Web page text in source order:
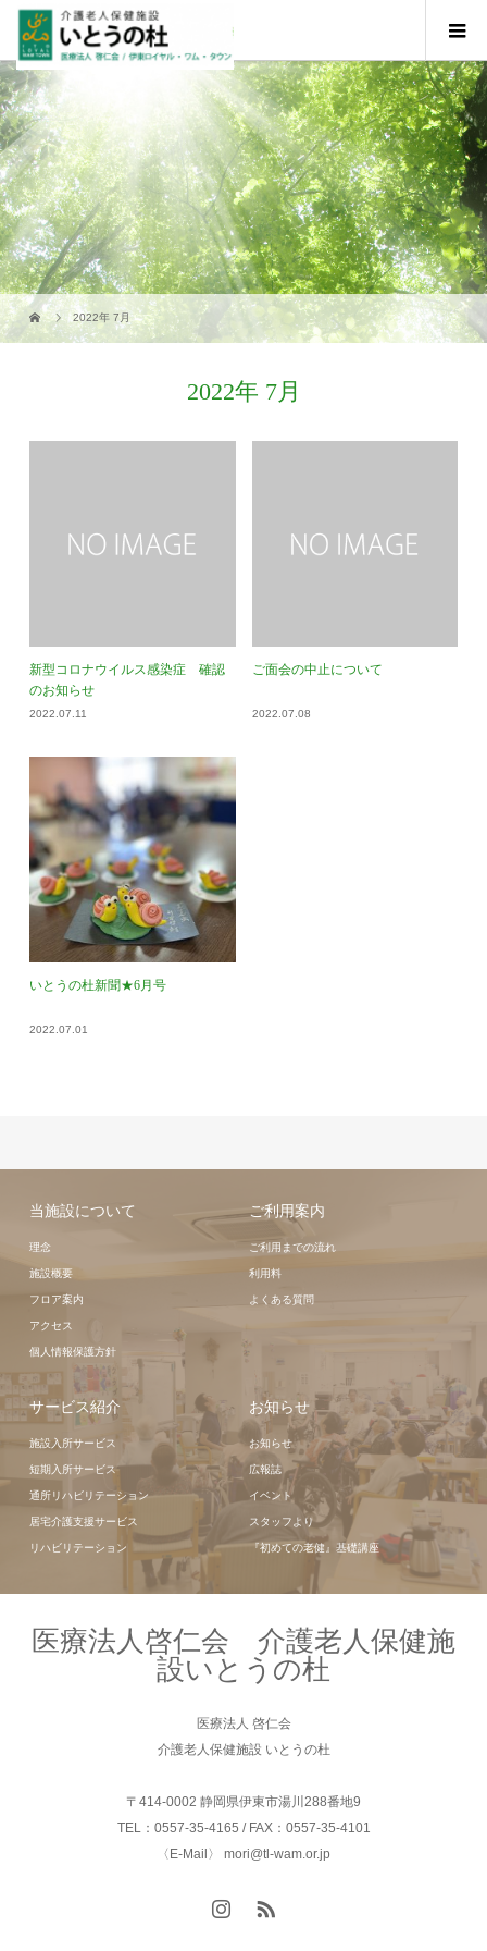
2022年 7月
2022年 7月
新型コロナウイルス感染症 確認
のお知らせ
2022.07.11
ご面会の中止について
2022.07.08
いとうの杜新聞★6月号
2022.07.01
当施設について
理念
施設概要
フロア案内
アクセス
個人情報保護方針
ご利用案内
ご利用までの流れ
利用料
よくある質問
サービス紹介
施設入所サービス
短期入所サービス
通所リハビリテーション
居宅介護支援サービス
リハビリテーション
お知らせ
お知らせ
広報誌
イベント
スタッフより
『初めての老健』基礎講座
医療法人啓仁会 介護老人保健施
設いとうの杜
医療法人 啓仁会
介護老人保健施設 いとうの杜
〒414-0002 静岡県伊東市湯川288番地9
TEL：0557-35-4165 / FAX：0557-35-4101
〈E-Mail〉 mori@tl-wam.or.jp